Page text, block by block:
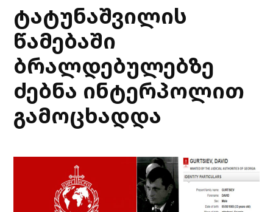
ტატუნაშვილის
წამებაში
ბრალდებულებზე
ძებნა ინტერპოლით
გამოცხადდა